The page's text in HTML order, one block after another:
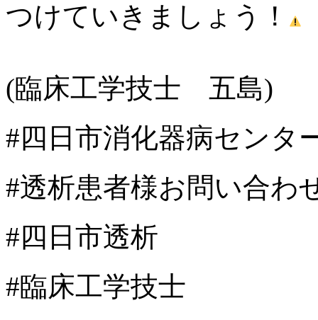
つけていきましょう！
(臨床工学技士 五島)
#四日市消化器病センタ
#透析患者様お問い合わ
#四日市透析
#臨床工学技士